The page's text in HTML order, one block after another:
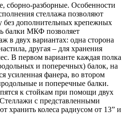
сборно-разборные. Особенности
стеллажа позволяют
без дополнительных крепежных
балки МКФ позволяет
в двух вариантах: одна сторона
другая – для хранения
В первом варианте каждая полка
и поперечных) балок, на
усиленная фанера, во втором
и поперечные балки.
к стойкам при помощи двух
с представленными
хранить колеса радиусом от 13” и